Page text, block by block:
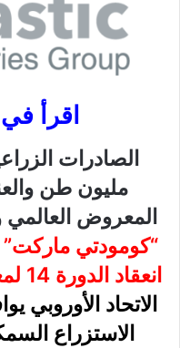
اقرأ
مليون طن
المعروض العالمي
“كومودتي
انعقاد الدورة 14 لمعرض Fi Africa 2026…
الاتحاد الأوروبي
الاستزراع